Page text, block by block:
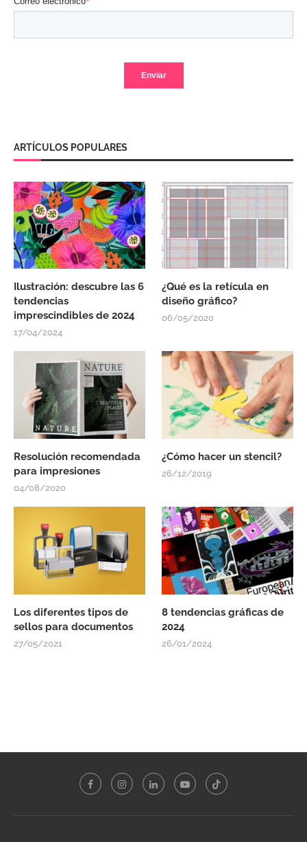
ARTÍCULOS POPULARES
Ilustración: descubre las 6
tendencias
imprescindibles de 2024
17/04/2024
¿Qué es la retícula en
diseño gráfico?
06/05/2020
Resolución recomendada
para impresiones
04/08/2020
¿Cómo hacer un stencil?
26/12/2019
Los diferentes tipos de
sellos para documentos
27/05/2021
8 tendencias gráficas de
2024
26/01/2024